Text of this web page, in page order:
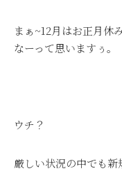
まぁ~12月はお正月休
なーって思いますぅ。
ウチ？
厳しい状況の中でも